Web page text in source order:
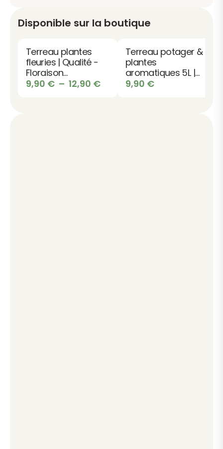
Disponible sur la boutique
Terreau plantes
fleuries | Qualité -
Floraison
abondante -
9,90 € – 12,90 €Plage
Terreau potager &
plantes
aromatiques 5L |
Qualité -
9,90 €